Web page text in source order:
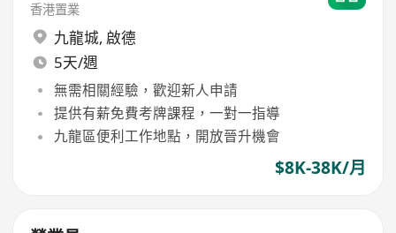
香港置業
九龍城, 啟德
5天/週
無需相關經驗，歡迎新人申請
提供有薪免費考牌課程，一對一指導
九龍區便利工作地點，開放晉升機會
$8K-38K/月